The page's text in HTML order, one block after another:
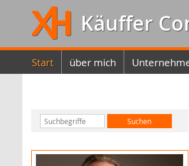
Käuffer
Start über mich